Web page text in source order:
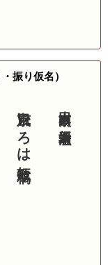
振り仮名）
大田南畝／新場老漁
京風いろは短歌稿